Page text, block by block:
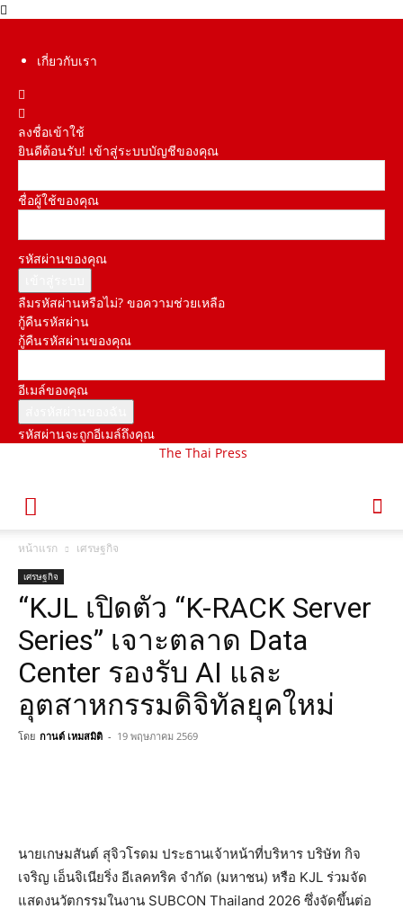
เกี่ยวกับเรา
ลงชื่อเข้าใช้
ยินดีต้อนรับ! เข้าสู่ระบบบัญชีของคุณ
ชื่อผู้ใช้ของคุณ
รหัสผ่านของคุณ
ลืมรหัสผ่านหรือไม่? ขอความช่วยเหลือ
กู้คืนรหัสผ่าน
กู้คืนรหัสผ่านของคุณ
อีเมล์ของคุณ
รหัสผ่านจะถูกอีเมล์ถึงคุณ
The Thai Press
หน้าแรก เศรษฐกิจ
เศรษฐกิจ
“KJL เปิดตัว “K-RACK Server
Series” เจาะตลาด Data
Center รองรับ AI และ
อุตสาหกรรมดิจิทัลยุคใหม่
โดย กานต์ เหมสมิติ - 19 พฤษภาคม 2569
นายเกษมสันต์ สุจิวโรดม ประธานเจ้าหน้าที่บริหาร บริษัท กิจ
เจริญ เอ็นจิเนียริ่ง อีเลคทริค จำกัด (มหาชน) หรือ KJL ร่วมจัด
แสดงนวัตกรรมในงาน SUBCON Thailand 2026 ซึ่งจัดขึ้นต่อ